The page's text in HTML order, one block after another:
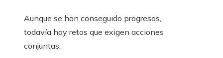
Aunque se han conseguido progresos,
todavía hay retos que exigen acciones
conjuntas: